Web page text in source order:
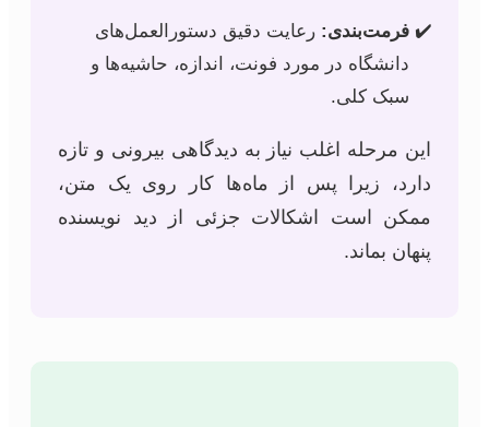
فرمت‌بندی: رعایت دقیق دستورالعمل‌های
دانشگاه در مورد فونت، اندازه، حاشیه‌ها و
سبک کلی.
این مرحله اغلب نیاز به دیدگاهی بیرونی و تازه
دارد، زیرا پس از ماه‌ها کار روی یک متن،
ممکن است اشکالات جزئی از دید نویسنده
پنهان بماند.